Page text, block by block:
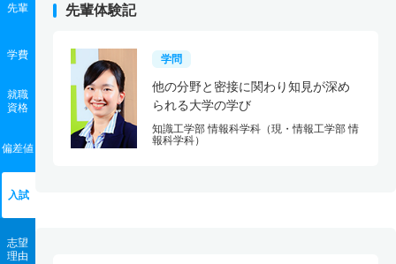
先輩
学費
就職
資格
偏差値
入試
志望
理由
先輩体験記
学問
他の分野と密接に関わり知見が深め
られる大学の学び
知識工学部 情報科学科（現・情報工学部 情
報科学科）